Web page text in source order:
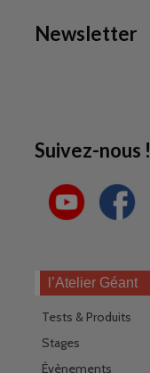
Newsletter
Suivez-nous !
l’Atelier Géant
Tests & Produits
Stages
Évènements